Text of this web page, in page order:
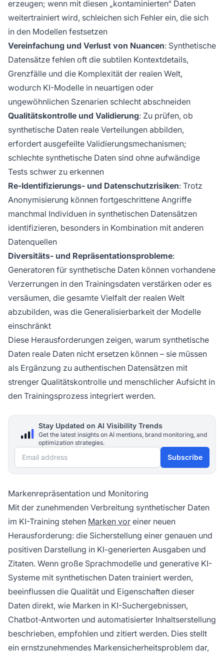
erzeugen; wenn mit diesen „kontaminierten“ Daten
weitertrainiert wird, schleichen sich Fehler ein, die sich
in den Modellen festsetzen
Vereinfachung und Verlust von Nuancen: Synthetische
Datensätze fehlen oft die subtilen Kontextdetails,
Grenzfälle und die Komplexität der realen Welt,
wodurch KI-Modelle in neuartigen oder
ungewöhnlichen Szenarien schlecht abschneiden
Qualitätskontrolle und Validierung: Zu prüfen, ob
synthetische Daten reale Verteilungen abbilden,
erfordert ausgefeilte Validierungsmechanismen;
schlechte synthetische Daten sind ohne aufwändige
Tests schwer zu erkennen
Re-Identifizierungs- und Datenschutzrisiken: Trotz
Anonymisierung können fortgeschrittene Angriffe
manchmal Individuen in synthetischen Datensätzen
identifizieren, besonders in Kombination mit anderen
Datenquellen
Diversitäts- und Repräsentationsprobleme:
Generatoren für synthetische Daten können vorhandene
Verzerrungen in den Trainingsdaten verstärken oder es
versäumen, die gesamte Vielfalt der realen Welt
abzubilden, was die Generalisierbarkeit der Modelle
einschränkt
Diese Herausforderungen zeigen, warum synthetische
Daten reale Daten nicht ersetzen können – sie müssen
als Ergänzung zu authentischen Datensätzen mit
strenger Qualitätskontrolle und menschlicher Aufsicht in
den Trainingsprozess integriert werden.
Stay Updated on AI Visibility Trends
Get the latest insights on AI mentions, brand monitoring, and
optimization strategies.
Email address Subscribe
Markenrepräsentation und Monitoring
Mit der zunehmenden Verbreitung synthetischer Daten
im KI-Training stehen Marken vor einer neuen
Herausforderung: die Sicherstellung einer genauen und
positiven Darstellung in KI-generierten Ausgaben und
Zitaten. Wenn große Sprachmodelle und generative KI-
Systeme mit synthetischen Daten trainiert werden,
beeinflussen die Qualität und Eigenschaften dieser
Daten direkt, wie Marken in KI-Suchergebnissen,
Chatbot-Antworten und automatisierter Inhaltserstellung
beschrieben, empfohlen und zitiert werden. Dies stellt
ein ernstzunehmendes Markensicherheitsproblem dar,